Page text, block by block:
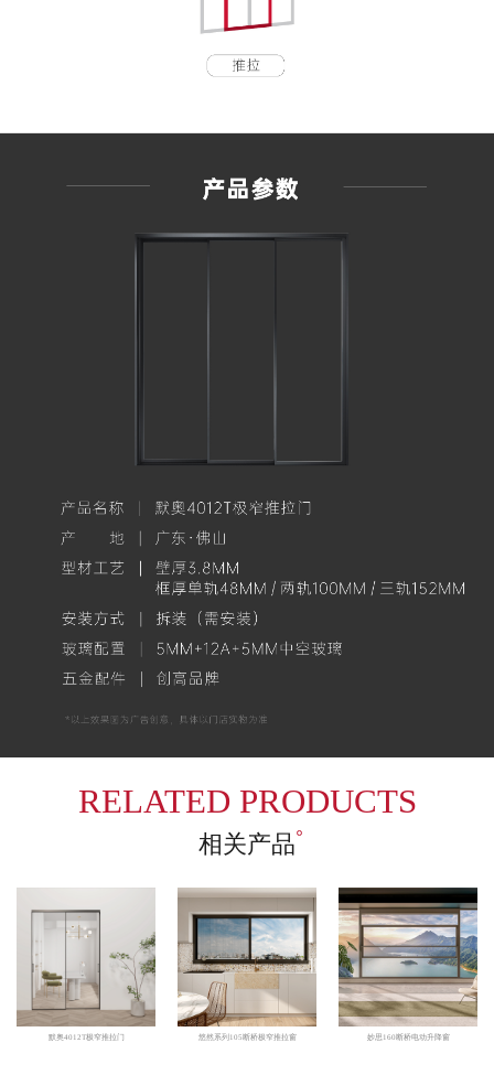
RELATED PRODUCTS
相关产品
默奥4012T极窄推拉门 悠然系列105断桥极窄推拉窗 妙思160断桥电动升降窗